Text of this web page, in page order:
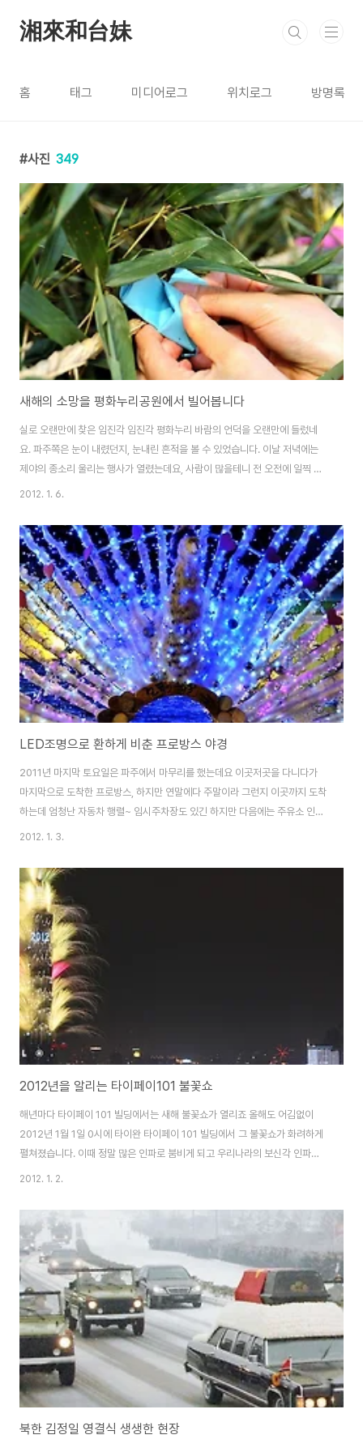
湘來和台妹
홈 태그 미디어로그 위치로그 방명록
사진 349
새해의 소망을 평화누리공원에서 빌어봅니다
실로 오랜만에 찾은 임진각 임진각 평화누리 바람의 언덕을 오랜만에 들렀네
요. 파주쪽은 눈이 내렸던지, 눈내린 흔적을 볼 수 있었습니다. 이날 저녁에는
제야의 종소리 울리는 행사가 열렸는데요, 사람이 많을테니 전 오전에 일찍 바
람쐬고 이곳을 빠져나왔습니다 그리고 망배단에서 절을 올리고 계신분도 있었
는 최북단 평화의 우체통이 있었습니다. 우체통이 가지런히 한줄로 줄 서서 우
편물을 기다리는중. 그리고 맞은편에는 커다랗게 달집태우기 행사 준비가 되어
있더군요. 올해의 소원과 바램을 소박하게 적어서 달집태우기에 함께 묶어 놓
았죠. 당연 첫번째는 우리 가족 모두 건강하고 하는일이 잘되길 바람. 그리고 회
사일도 잘되길 바라는 마음 모두 다 마..
2012. 1. 6.
LED조명으로 환하게 비춘 프로방스 야경
2011년 마지막 토요일은 파주에서 마무리를 했는데요 이곳저곳을 다니다가
마지막으로 도착한 프로방스, 하지만 연말에다 주말이라 그런지 이곳까지 도착
하는데 엄청난 자동차 행렬~ 임시주차장도 있긴 하지만 다음에는 주유소 인근
밖에다가 주차하고 걸어가는게 더 낫겠다는 판단이 들더군요. 얼마전 가평 아
를 주제로 하고, 국내 최대의 빛 터널, 4계절의 사랑을 빛으로 표현한 1,000여
평의 하트공원, 차가운 사랑의 유혹을 푸른 바다와 파도로 표현한 사랑의 바다
등 3가지 큰 테마를 통해 한 겨울의 따뜻한 사랑 이야기를 모두 화려한 빛으로
장식했다고 합니다. 입장료(일반 5.000원, 중-고교생 3,000원, 초등학생 이
하 어린이 무료)가 있..
2012. 1. 3.
2012년을 알리는 타이페이101 불꽃쇼
해년마다 타이페이 101 빌딩에서는 새해 불꽃쇼가 열리죠 올해도 어김없이
2012년 1월 1일 0시에 타이완 타이페이 101 빌딩에서 그 불꽃쇼가 화려하게
펼쳐졌습니다. 이때 정말 많은 인파로 붐비게 되고 우리나라의 보신각 인파처
럼 많은 사람들로 붐빕니다 언젠가 기회가 되면 타이페이에서 새해를 보내고
랍니다. 동영상으로 그 화려한 영상 보기 : http://youtu.be/SHNP-
bYOrjw?hd=1 사진제공 : Taiwan Friend, Kevin Lin
2012. 1. 2.
북한 김정일 영결식 생생한 현장